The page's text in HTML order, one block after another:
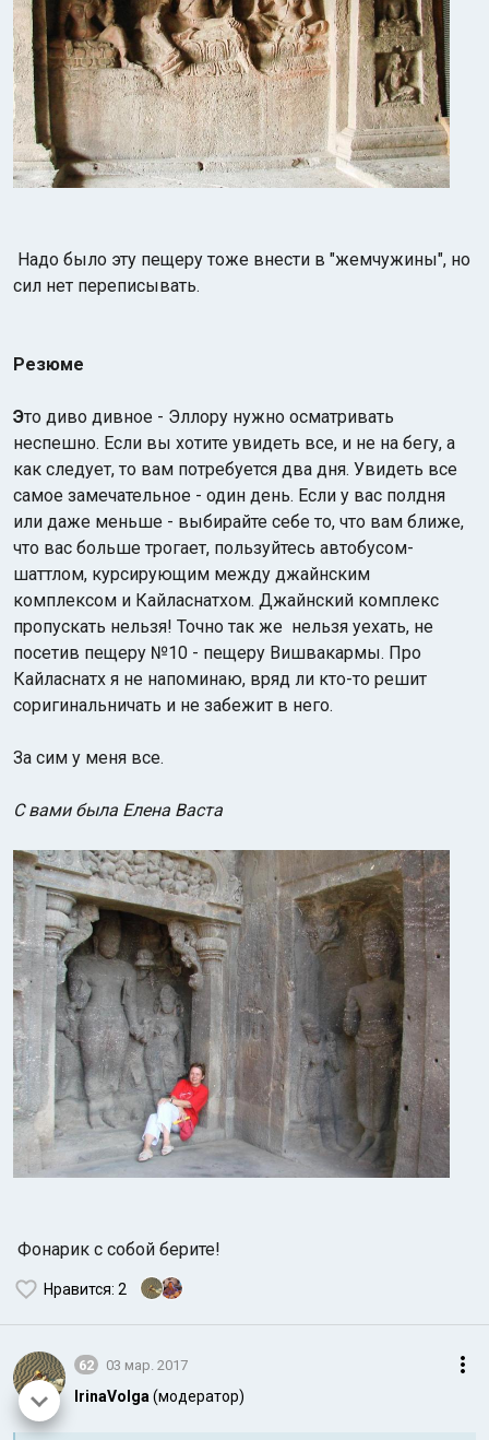
Надо было эту пещеру тоже внести в "жемчужины", но
сил нет переписывать.
Резюме
Это диво дивное - Эллору нужно осматривать
неспешно. Если вы хотите увидеть все, и не на бегу, а
как следует, то вам потребуется два дня. Увидеть все
самое замечательное - один день. Если у вас полдня
или даже меньше - выбирайте себе то, что вам ближе,
что вас больше трогает, пользуйтесь автобусом-
шаттлом, курсирующим между джайнским
комплексом и Кайласнатхом. Джайнский комплекс
пропускать нельзя! Точно так же нельзя уехать, не
посетив пещеру №10 - пещеру Вишвакармы. Про
Кайласнатх я не напоминаю, вряд ли кто-то решит
соригинальничать и не забежит в него.
За сим у меня все.
С вами была Елена Васта
Фонарик с собой берите!
Нравится: 2
62 03 мар. 2017
IrinaVolga (модератор)